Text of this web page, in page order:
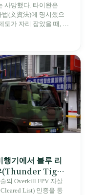
사망했다. 타이완은
(文資法)에 명시했으
도가 자리 잡았을 때, 제
붕괴되었다. 600여 명
행기에서 블루 리
(Thunder Tiger)
의 Overkill FPV 자살
List) 인증을 통